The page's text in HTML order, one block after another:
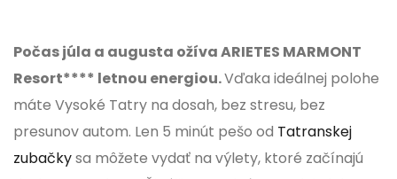
Počas júla a augusta ožíva ARIETES MARMONT
Resort**** letnou energiou.Vďaka ideálnej polohe
máte Vysoké Tatry na dosah, bez stresu, bez
presunov autom. Len 5 minút pešo od Tatranskej
zubačkysa môžete vydať na výlety, ktoré začínajú